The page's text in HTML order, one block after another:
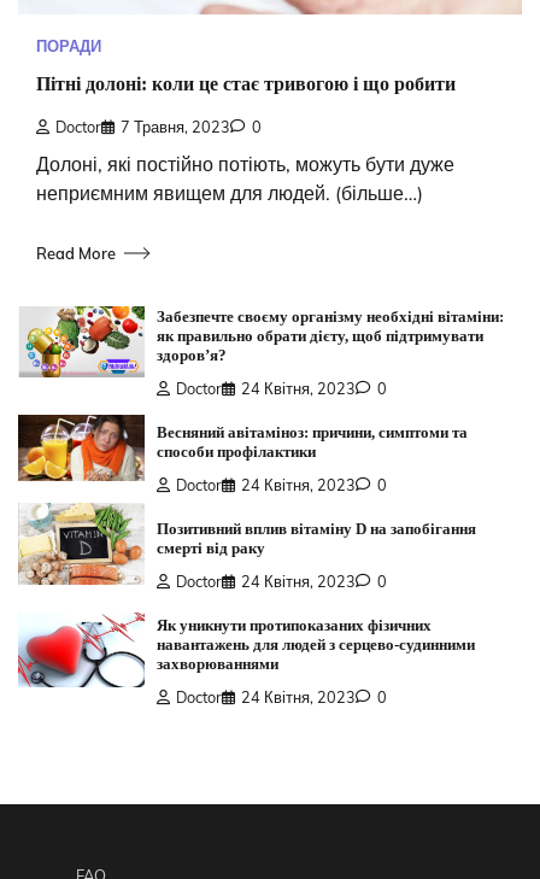
ПОРАДИ
Пітні долоні: коли це стає тривогою і що робити
Doctor 7 Травня, 2023 0
Долоні, які постійно потіють, можуть бути дуже
неприємним явищем для людей. (більше…)
Read More
Забезпечте своєму організму необхідні вітаміни:
як правильно обрати дієту, щоб підтримувати
здоров’я?
Doctor 24 Квітня, 2023 0
Весняний авітаміноз: причини, симптоми та
способи профілактики
Doctor 24 Квітня, 2023 0
Позитивний вплив вітаміну D на запобігання
смерті від раку
Doctor 24 Квітня, 2023 0
Як уникнути протипоказаних фізичних
навантажень для людей з серцево-судинними
захворюваннями
Doctor 24 Квітня, 2023 0